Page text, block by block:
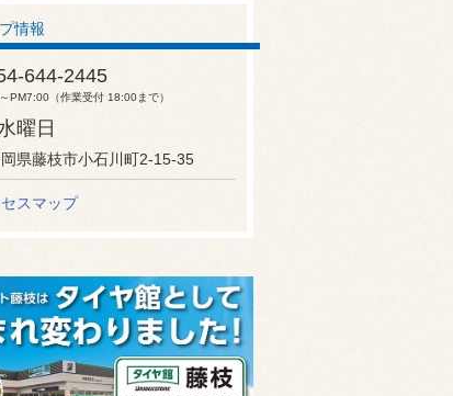
情報
644-2445
PM7:00（作業受付 18:00まで）
曜日
県藤枝市小石川町2-15-35
スマップ